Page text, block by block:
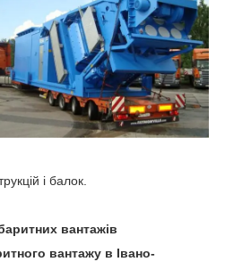
і балок.
вантажів
вантажу в Івано-